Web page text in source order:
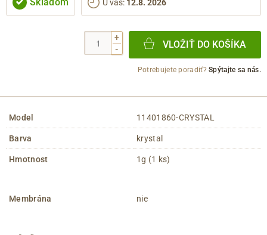
U vás: 12.8. 2026
+
-
VLOŽIŤ DO KOŠÍKA
Potrebujete poradiť?Spýtajte sa nás.
Model 11401860-CRYSTAL
Barva krystal
Hmotnost 1g (1 ks)
Membrána nie